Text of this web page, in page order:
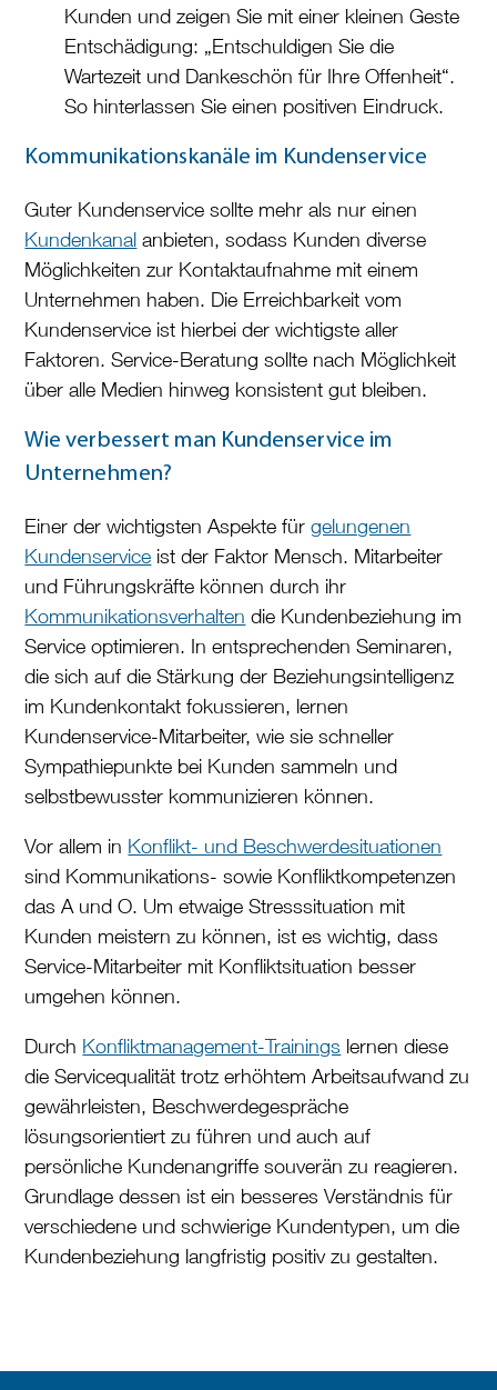
Kunden und zeigen Sie mit einer kleinen Geste
Entschädigung: „Entschuldigen Sie die
Wartezeit und Dankeschön für Ihre Offenheit“.
So hinterlassen Sie einen positiven Eindruck.
Kommunikationskanäle im Kundenservice
Guter Kundenservice sollte mehr als nur einen
Kundenkanal anbieten, sodass Kunden diverse
Möglichkeiten zur Kontaktaufnahme mit einem
Unternehmen haben. Die Erreichbarkeit vom
Kundenservice ist hierbei der wichtigste aller
Faktoren. Service-Beratung sollte nach Möglichkeit
über alle Medien hinweg konsistent gut bleiben.
Wie verbessert man Kundenservice im
Unternehmen?
Einer der wichtigsten Aspekte fürgelungenen
Kundenservice ist der Faktor Mensch. Mitarbeiter
und Führungskräfte können durch ihr
Kommunikationsverhalten die Kundenbeziehung im
Service optimieren. In entsprechenden Seminaren,
die sich auf die Stärkung der Beziehungsintelligenz
im Kundenkontakt fokussieren, lernen
Kundenservice-Mitarbeiter, wie sie schneller
Sympathiepunkte bei Kunden sammeln und
selbstbewusster kommunizieren können.
Vor allem in Konflikt- und Beschwerdesituationen
sind Kommunikations- sowie Konfliktkompetenzen
das A und O. Um etwaige Stresssituation mit
Kunden meistern zu können, ist es wichtig, dass
Service-Mitarbeiter mit Konfliktsituation besser
umgehen können.
Durch Konfliktmanagement-Trainings lernen diese
die Servicequalität trotz erhöhtem Arbeitsaufwand zu
gewährleisten, Beschwerdegespräche
lösungsorientiert zu führen und auch auf
persönliche Kundenangriffe souverän zu reagieren.
Grundlage dessen ist ein besseres Verständnis für
verschiedene und schwierige Kundentypen, um die
Kundenbeziehung langfristig positiv zu gestalten.